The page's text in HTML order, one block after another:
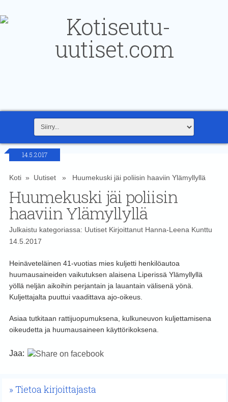
14.5.2017
Koti» Uutiset» Huumekuski jäi poliisin haaviin Ylämyllyllä
Huumekuski jäi poliisin
haaviin Ylämyllyllä
Julkaistu kategoriassa: UutisetKirjoittanut Hanna-Leena Kunttu
14.5.2017
Heinäveteläinen 41-vuotias mies kuljetti henkilöautoa
huumausaineiden vaikutuksen alaisena Liperissä Ylämyllyllä
yöllä neljän aikoihin perjantain ja lauantain välisenä yönä.
Kuljettajalta puuttui vaadittava ajo-oikeus.
Asiaa tutkitaan rattijuopumuksena, kulkuneuvon kuljettamisena
oikeudetta ja huumausaineen käyttörikoksena.
Jaa:
Tietoa kirjoittajasta